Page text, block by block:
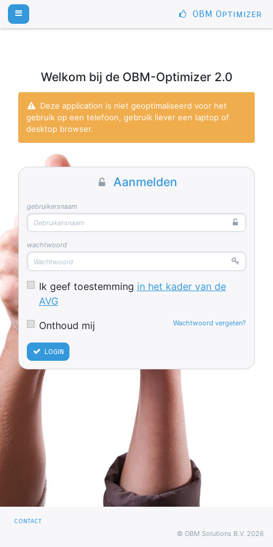
OBM Optimizer
Welkom bij de OBM-Optimizer 2.0
Deze application is niet geoptimaliseerd voor het
gebruik op een telefoon, gebruik liever een laptop of
desktop browser.
Aanmelden
gebruikersnaam
wachtwoord
Ik geef toestemming in het kader van de
AVG
Onthoud mij
login
Wachtwoord vergeten?
contact
© OBM Solutions B.V. 2026